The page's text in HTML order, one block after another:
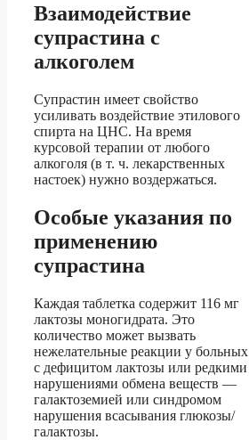
Взаимодействие
супрастина с
алкоголем
Супрастин имеет свойство
усиливать воздействие этилового
спирта на ЦНС. На время
курсовой терапии от любого
алкоголя (в т. ч. лекарственных
настоек) нужно воздержаться.
Особые указания по
применению
супрастина
Каждая таблетка содержит 116 мг
лактозы моногидрата. Это
количество может вызвать
нежелательные реакции у больных
с дефицитом лактозы или редкими
нарушениями обмена веществ —
галактоземией или синдромом
нарушения всасывания глюкозы/
галактозы.